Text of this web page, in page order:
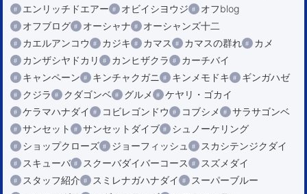
エンリッチドエアー
オビイシヨウジ
オフblog
オフブログ
オーシャナ
オーシャンズ十二
カエルアンコウ
カジキ カマス カマスの群れ
カメ
カンザシヤドカリ
カンヒザクラ
カーチバイ
キャンペーン
キンチャクガニ キンメモドキ
ギンガハゼ
クジラ
クダゴンベ グルメ
ケヤリ・ゴカイ
ケラマハナダイ
コビレゴンドウ コブシメ
サラサゴンベ
サンセット
サンセットダイブ
シュノーケリング
ショップクローズ
ジョーフィッシュ
スカシテンジクダイ
スキューバ
スクーバダイバーコース
スズメダイ
スタッフ紹介
スミレナガハナダイ
スーパーブルー